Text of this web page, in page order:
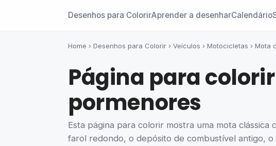
Desenhos para ColorirAprender a desenharCalendário
Home › Desenhos para Colorir › Veículos › Motocicletas › Mota
Página para
pormenores
Esta página para colorir mostra uma mota
farol redondo, o depósito de combustível antigo,